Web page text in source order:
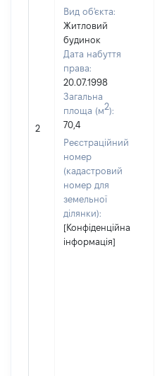
2
Вид об'єкта:
Житловий
будинок
Дата набуття
права:
20.07.1998
Загальна
площа (м2):
70,4
Реєстраційний
номер
(кадастровий
номер для
земельної
ділянки):
[Конфіденційна
інформація]